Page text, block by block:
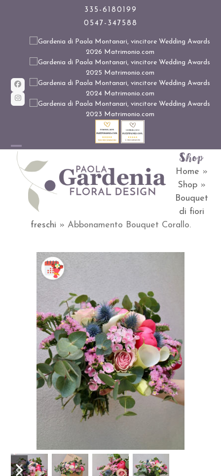
content
335-6180199
0547-347588
Facebook
Instagram
Open
mobile
menu
Close
mobile
menu
Shop
Home »
Shop»
Bouquet
di fiori
freschi » Abbonamento Bouquet Corallo.
Slide
Slide